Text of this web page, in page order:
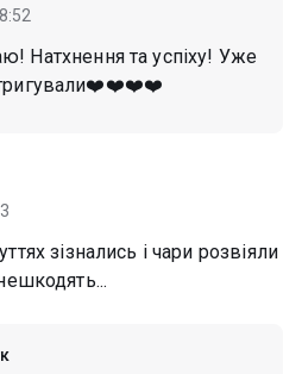
Натхнення та успіху! Уже
зізнались і чари розвіяли